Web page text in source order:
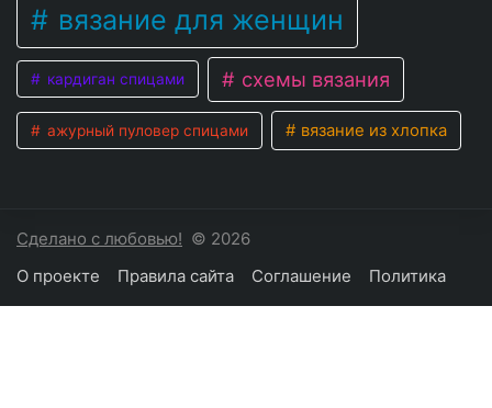
вязание для женщин
кардиган спицами схемы вязания
ажурный пуловер спицами вязание из хлопка
Сделано с любовью! © 2026
О проекте
Правила сайта Соглашение Политика